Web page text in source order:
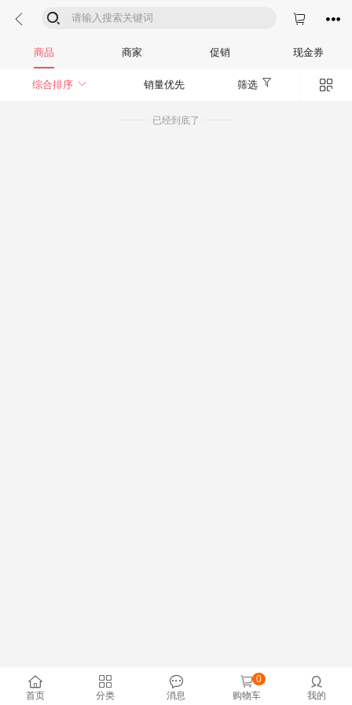
  

商品 商家 促销 现金券
综合排序  销量优先 筛选 
已经到底了

首页

分类

消息

购物车
0 
我的